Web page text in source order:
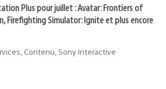
Plus pour juillet : Avatar: Frontiers of
Firefighting Simulator: Ignite et plus encore
Contenu, Sony Interactive